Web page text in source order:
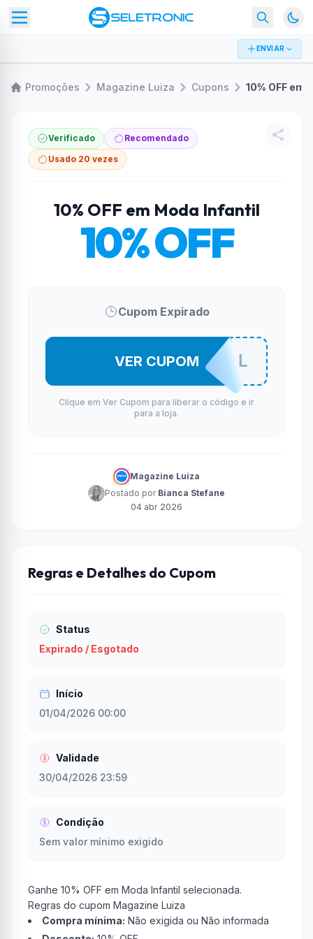
ENVIAR
Promoções Magazine Luiza Cupons
Verificado
Recomendado
Usado 20 vezes
10% OFF em Moda Infantil
10% OFF
Cupom Expirado
INFANTIL
VER CUPOM
Clique em Ver Cupom para liberar o código e ir
para a loja.
Magazine Luiza
Postado por Bianca Stefane
04 abr 2026
Regras e Detalhes do Cupom
Status
Expirado / Esgotado
Início
01/04/2026 00:00
Validade
30/04/2026 23:59
Condição
Sem valor mínimo exigido
Ganhe 10% OFF em Moda Infantil selecionada.
Regras do cupom Magazine Luiza
Compra mínima: Não exigida ou Não informada